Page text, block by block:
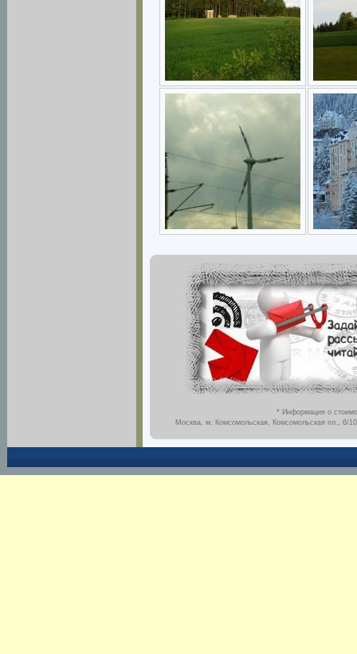
* Информация о
Москва, м. Комсомольская, Комсомольская пл., 6/